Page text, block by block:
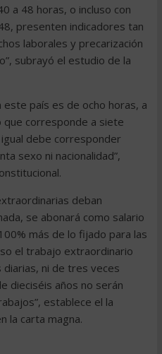
a 48 horas, o incluso con
presenten indicadores tan
laborales y precarización
subrayó el estudio de la
este país es de ocho horas, a
que corresponde a siete
debe corresponder
sexo ni nacionalidad”,
deban
se abonará como salario
más de lo fijado para las
el trabajo extraordinario
ni de tres veces
dieciséis años no serán
establece el la
la carta magna.